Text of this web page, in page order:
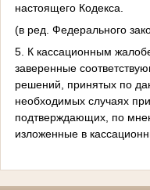
настоящего Кодекса.
(в ред. Федерального
5. К кассационным
заверенные
решений, принятых по
необходимых случаях
подтверждающих, по
изложенные в